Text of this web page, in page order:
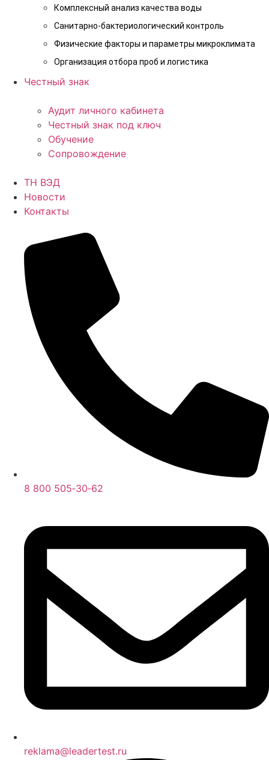
Комплексный анализ качества воды
Санитарно-бактериологический контроль
Физические факторы и параметры микроклимата
Организация отбора проб и логистика
Честный знак
Аудит личного кабинета
Честный знак под ключ
Обучение
Сопровождение
ТН ВЭД
Новости
Контакты
8 800 505‑30‑62
reklama@leadertest.ru